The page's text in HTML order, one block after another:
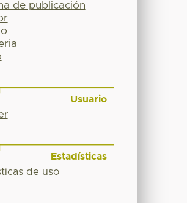
de publicación
Usuario
Estadísticas
de uso